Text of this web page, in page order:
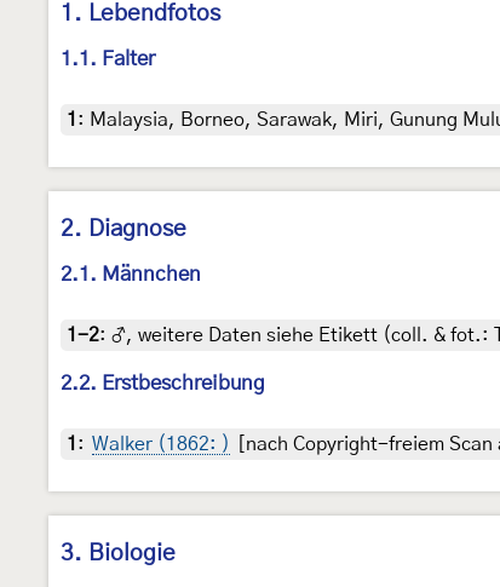
1. Lebendfotos
1.1. Falter
1 : Malaysia, Borneo, Sarawak, Miri, Gunung
2. Diagnose
2.1. Männchen
1-2: ♂, weitere Daten siehe Etikett (coll. & fot.:
2.2. Erstbeschreibung
1 : Walker (1862: ) [nach Copyright-freiem
3. Biologie